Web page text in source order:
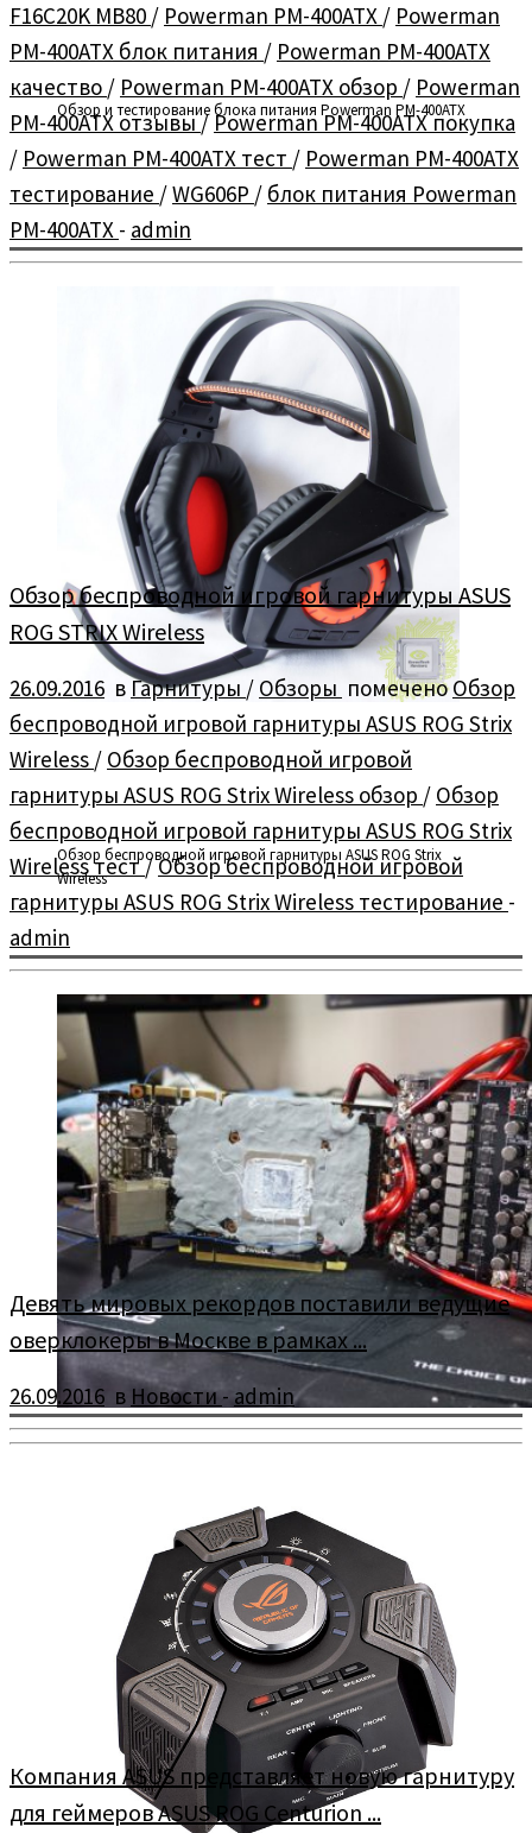
Обзор и тестирование блока питания Powerman PM-400ATX
F16C20K MB80 / Powerman PM-400ATX / Powerman
PM-400ATX блок питания / Powerman PM-400ATX
качество / Powerman PM-400ATX обзор / Powerman
PM-400ATX отзывы/Powerman PM-400ATX покупка
/ Powerman PM-400ATX тест / Powerman PM-400ATX
тестирование /WG606P / блок питания Powerman
PM-400ATX - admin
Обзор беспроводной игровой гарнитуры ASUS ROG Strix
Wireless
Обзор беспроводной игровой гарнитуры ASUS
ROG STRIX Wireless
26.09.2016 в Гарнитуры / Обзоры помеченоОбзор
беспроводной игровой гарнитуры ASUS ROG Strix
Wireless / Обзор беспроводной игровой
гарнитуры ASUS ROG Strix Wireless обзор / Обзор
беспроводной игровой гарнитуры ASUS ROG Strix
Wireless тест/Обзор беспроводной игровой
гарнитуры ASUS ROG Strix Wireless тестирование -
admin
С 19 по 23 сентября в рамках OC Summit 2016 в московском
офисе компании ASUS топовые оверклокеры ставили […]
Девять мировых рекордов поставили ведущие
оверклокеры в Москве в рамках ...
26.09.2016 в Новости-admin
Компания ASUS представляет новую гарнитуру
для геймеров ASUS ROG Centurion ...